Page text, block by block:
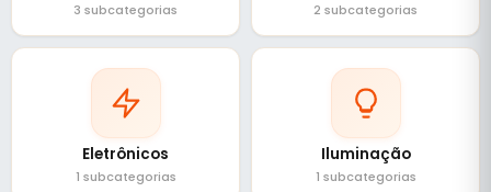
3 subcategorias 2 subcategorias
Eletrônicos
1 subcategorias
Iluminação
1 subcategorias